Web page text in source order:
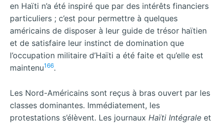
en Haïti n’a été inspiré que par des intérêts financiers
particuliers ; c’est pour permettre à quelques
américains de disposer à leur guide de trésor haïtien
et de satisfaire leur instinct de domination que
l’occupation militaire d’Haïti a été faite et qu’elle est
maintenu166.
Les Nord-Américains sont reçus à bras ouvert par les
classes dominantes. Immédiatement, les
protestations s’élèvent. Les journaux Haïti Intégrale et